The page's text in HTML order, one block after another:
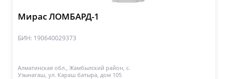
Мирас ЛОМБАРД-1
БИН: 190640029373
Алматинская обл., Жамбылский район, с.
Узынагаш, ул. Караш батыра, дом 105